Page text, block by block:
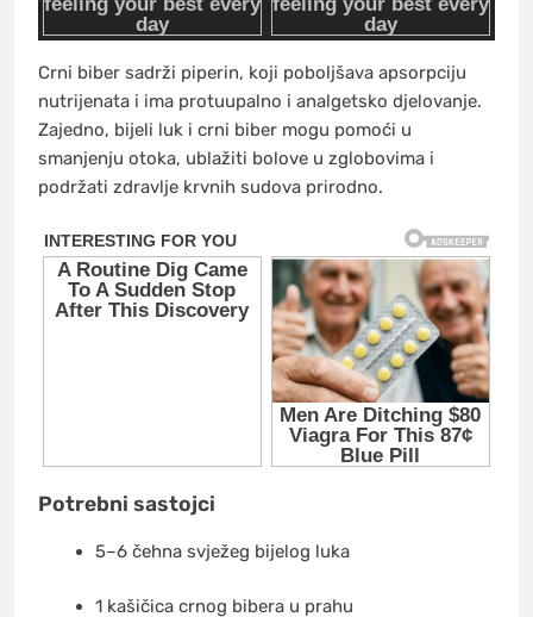
Crni biber sadrži piperin, koji poboljšava apsorpciju
nutrijenata i ima protuupalno i analgetsko djelovanje.
Zajedno, bijeli luk i crni biber mogu pomoći u
smanjenju otoka, ublažiti bolove u zglobovima i
podržati zdravlje krvnih sudova prirodno.
Potrebni sastojci
5–6 čehna svježeg bijelog luka
1 kašičica crnog bibera u prahu